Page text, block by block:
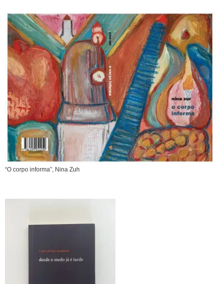
“O corpo informa”, Nina Zuh